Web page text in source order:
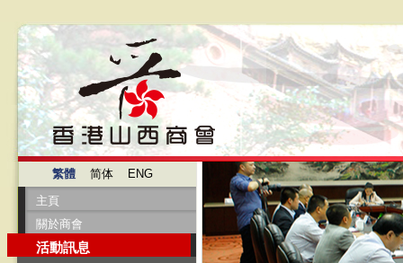
繁體 简体
ENG
主頁
關於商會
活動訊息